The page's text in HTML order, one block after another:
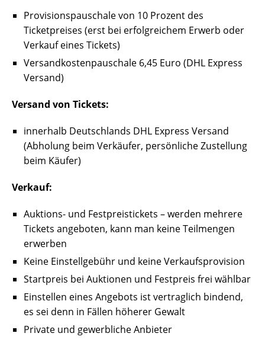
Provisionspauschale von 10 Prozent des
Ticketpreises (erst bei erfolgreichem Erwerb oder
Verkauf eines Tickets)
Versandkostenpauschale 6,45 Euro (DHL Express
Versand)
Versand von Tickets:
innerhalb Deutschlands DHL Express Versand
(Abholung beim Verkäufer, persönliche Zustellung
beim Käufer)
Verkauf:
Auktions- und Festpreistickets – werden mehrere
Tickets angeboten, kann man keine Teilmengen
erwerben
Keine Einstellgebühr und keine Verkaufsprovision
Startpreis bei Auktionen und Festpreis frei wählbar
Einstellen eines Angebots ist vertraglich bindend,
es sei denn in Fällen höherer Gewalt
Private und gewerbliche Anbieter